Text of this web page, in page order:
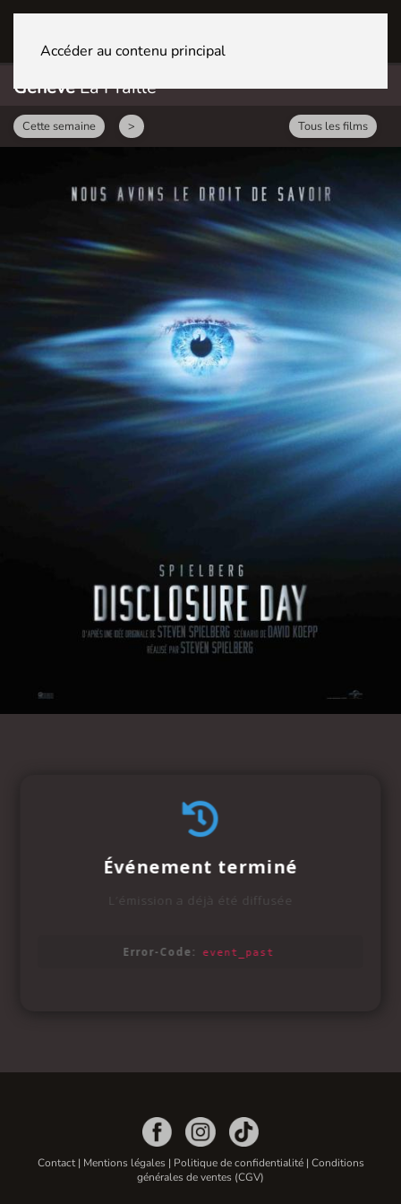
Accéder au contenu principal
GenèveLa Praille
Cette semaine > Tous les films
Contact| Mentions légales| Politique de confidentialité| Conditions
générales de ventes (CGV)